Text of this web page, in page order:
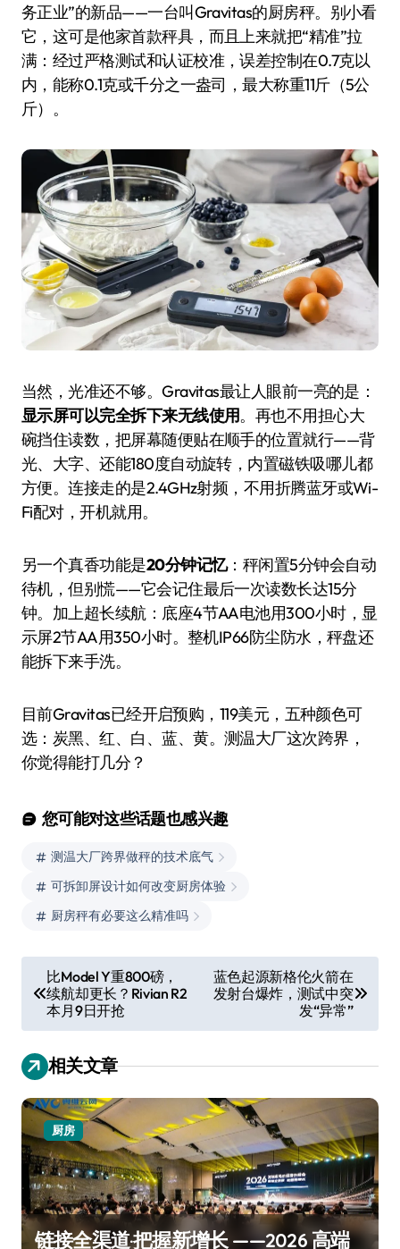
务正业”的新品——一台叫Gravitas的厨房秤。别小看
它，这可是他家首款秤具，而且上来就把“精准”拉
满：经过严格测试和认证校准，误差控制在0.7克以
内，能称0.1克或千分之一盎司，最大称重11斤（5公
斤）。
当然，光准还不够。Gravitas最让人眼前一亮的是：
显示屏可以完全拆下来无线使用。再也不用担心大
碗挡住读数，把屏幕随便贴在顺手的位置就行——背
光、大字、还能180度自动旋转，内置磁铁吸哪儿都
方便。连接走的是2.4GHz射频，不用折腾蓝牙或Wi-
Fi配对，开机就用。
另一个真香功能是20分钟记忆：秤闲置5分钟会自动
待机，但别慌——它会记住最后一次读数长达15分
钟。加上超长续航：底座4节AA电池用300小时，显
示屏2节AA用350小时。整机IP66防尘防水，秤盘还
能拆下来手洗。
目前Gravitas已经开启预购，119美元，五种颜色可
选：炭黑、红、白、蓝、黄。测温大厂这次跨界，
你觉得能打几分？
您可能对这些话题也感兴趣
测温大厂跨界做秤的技术底气
可拆卸屏设计如何改变厨房体验
厨房秤有必要这么精准吗
章
导
航
比Model Y重800磅，
续航却更长？Rivian R2
本月9日开抢
蓝色起源新格伦火箭在
发射台爆炸，测试中突
发“异常”
相关文章
厨房
链接全渠道·把握新增长 ——2026 高端